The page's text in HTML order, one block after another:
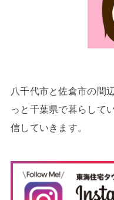
八千代市と佐倉市の間
っと千葉県で暮らして
信していきます。